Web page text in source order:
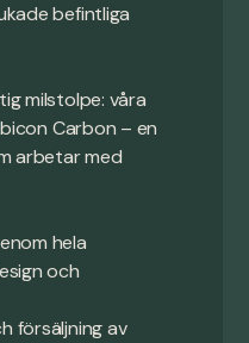
befintliga
milstolpe: våra
Carbon – en
arbetar med
hela
och
försäljning av